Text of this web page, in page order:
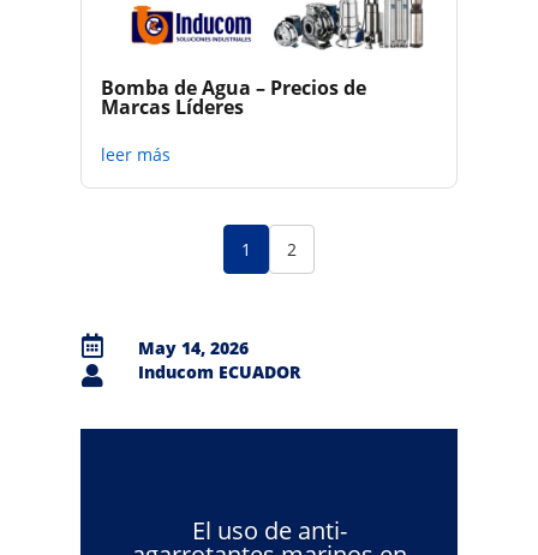
Bomba de Agua – Precios de
Marcas Líderes
leer más
1 2
 May 14, 2026
 Inducom ECUADOR
El uso de anti-